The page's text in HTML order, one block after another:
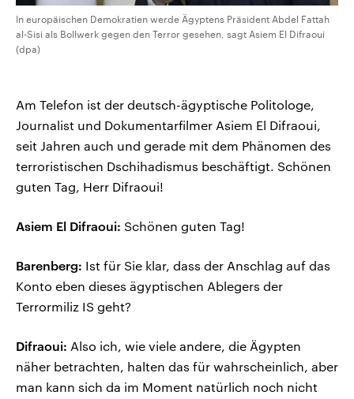
In europäischen Demokratien werde Ägyptens Präsident Abdel Fattah
al-Sisi als Bollwerk gegen den Terror gesehen, sagt Asiem El Difraoui
(dpa)
Am Telefon ist der deutsch-ägyptische Politologe,
Journalist und Dokumentarfilmer Asiem El Difraoui,
seit Jahren auch und gerade mit dem Phänomen des
terroristischen Dschihadismus beschäftigt. Schönen
guten Tag, Herr Difraoui!
Asiem El Difraoui: Schönen guten Tag!
Barenberg: Ist für Sie klar, dass der Anschlag auf das
Konto eben dieses ägyptischen Ablegers der
Terrormiliz IS geht?
Difraoui: Also ich, wie viele andere, die Ägypten
näher betrachten, halten das für wahrscheinlich, aber
man kann sich da im Moment natürlich noch nicht